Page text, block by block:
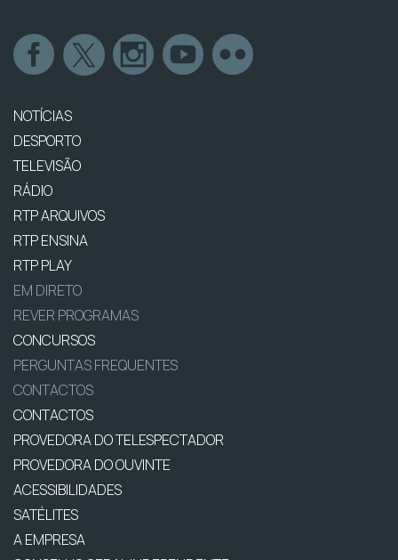
NOTÍCIAS
DESPORTO
TELEVISÃO
RÁDIO
RTP ARQUIVOS
RTP ENSINA
RTP PLAY
EM DIRETO
REVER PROGRAMAS
CONCURSOS
PERGUNTAS FREQUENTES
CONTACTOS
CONTACTOS
PROVEDORA DO TELESPECTADOR
PROVEDORA DO OUVINTE
ACESSIBILIDADES
SATÉLITES
A EMPRESA